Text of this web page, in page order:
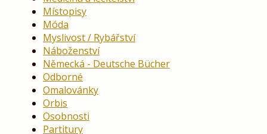
Místopisy
Móda
Myslivost / Rybářství
Náboženství
Německá - Deutsche Bücher
Odborné
Omalovánky
Orbis
Osobnosti
Partitury